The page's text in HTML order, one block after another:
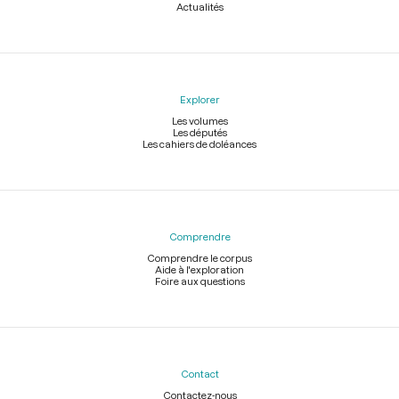
Actualités
Explorer
Les volumes
Les députés
Les cahiers de doléances
Comprendre
Comprendre le corpus
Aide à l'exploration
Foire aux questions
Contact
Contactez-nous